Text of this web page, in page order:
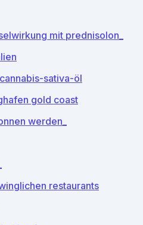
mit prednisolon_
sativa-öl
gold coast
werden_
restaurants